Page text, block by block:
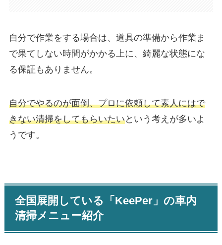
自分で作業をする場合は、道具の準備から作業ま
で果てしない時間がかかる上に、綺麗な状態にな
る保証もありません。
自分でやるのが面倒、プロに依頼して素人にはで
きない清掃をしてもらいたいという考えが多いよ
うです。
全国展開している「KeePer」の車内
清掃メニュー紹介